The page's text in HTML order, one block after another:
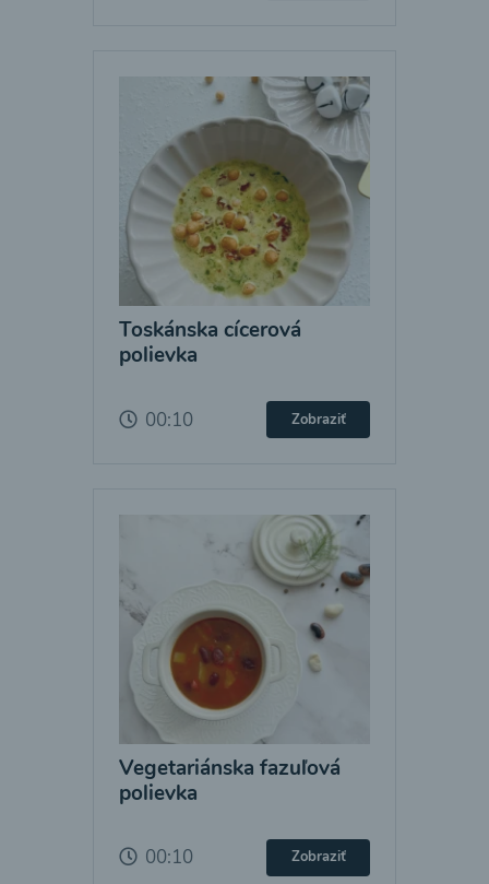
Toskánska cícerová
polievka
00:10 Zobraziť
Vegetariánska fazuľová
polievka
00:10 Zobraziť